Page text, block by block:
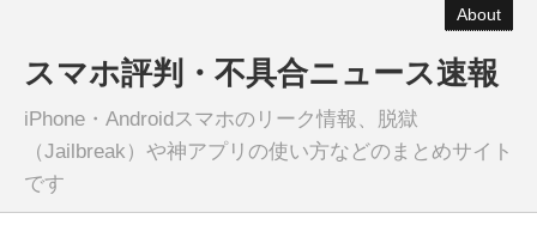
About
スマホ評判・不具合ニュース速報
iPhone・Androidスマホのリーク情報、脱獄
（Jailbreak）や神アプリの使い方などのまとめサイト
です